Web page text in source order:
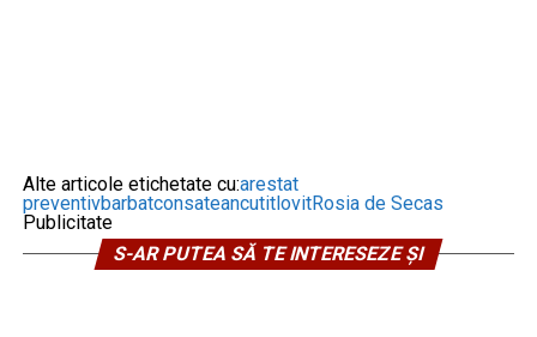
Alte articole etichetate cu:arestat
preventivbarbatconsateancutitlovitRosia de Secas
Publicitate
S-AR PUTEA SĂ TE INTERESEZE ȘI